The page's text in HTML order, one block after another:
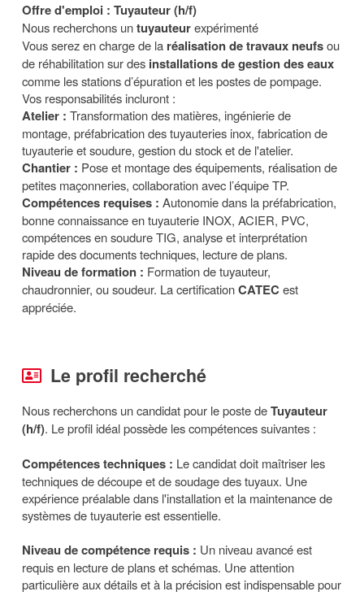
Offre d'emploi : Tuyauteur (h/f)
Nous recherchons untuyauteurexpérimenté
Vous serez en charge de la réalisation de travaux neufsou
de réhabilitation sur des installations de gestion des eaux
comme les stations d’épuration et les postes de pompage.
Vos responsabilités incluront :
Atelier : Transformation des matières, ingénierie de
montage, préfabrication des tuyauteries inox, fabrication de
tuyauterie et soudure, gestion du stock et de l'atelier.
Chantier : Pose et montage des équipements, réalisation de
petites maçonneries, collaboration avec l’équipe TP.
Compétences requises : Autonomie dans la préfabrication,
bonne connaissance en tuyauterie INOX, ACIER, PVC,
compétences en soudure TIG, analyse et interprétation
rapide des documents techniques, lecture de plans.
Niveau de formation : Formation de tuyauteur,
chaudronnier, ou soudeur. La certificationCATEC est
appréciée.
Le profil recherché
Nous recherchons un candidat pour le poste deTuyauteur
(h/f). Le profil idéal possède les compétences suivantes :
Compétences techniques : Le candidat doit maîtriser les
techniques de découpe et de soudage des tuyaux. Une
expérience préalable dans l'installation et la maintenance de
systèmes de tuyauterie est essentielle.
Niveau de compétence requis : Un niveau avancé est
requis en lecture de plans et schémas. Une attention
particulière aux détails et à la précision est indispensable pour